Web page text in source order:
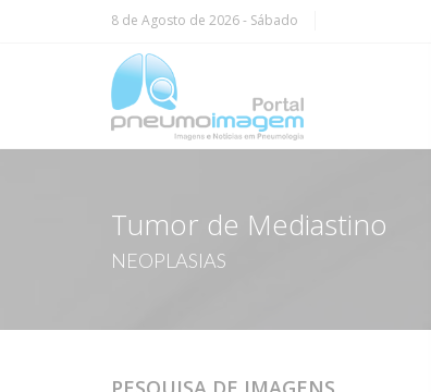
8 de Agosto de 2026- Sábado
Tumor de Mediastino
NEOPLASIAS